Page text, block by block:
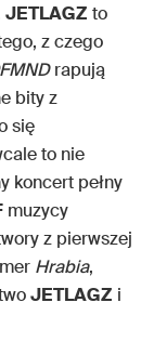
JETLAGZ to
z czego
rapują
bity z
się
to nie
koncert pełny
muzycy
z pierwszej
Hrabia,
JETLAGZ i